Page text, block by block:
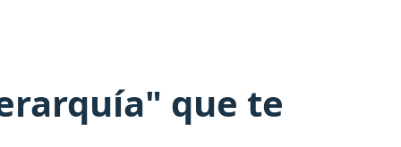
que te